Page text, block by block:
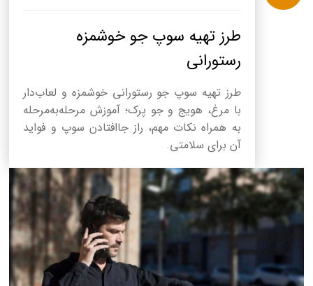
طرز تهیه سوپ جو خوشمزه
رستورانی
طرز تهیه سوپ جو رستورانی خوشمزه و لعاب‌دار
با مرغ، هویج و جو پرک؛ آموزش مرحله‌به‌مرحله
به همراه نکات مهم، راز جاافتادن سوپ و فواید
آن برای سلامتی.